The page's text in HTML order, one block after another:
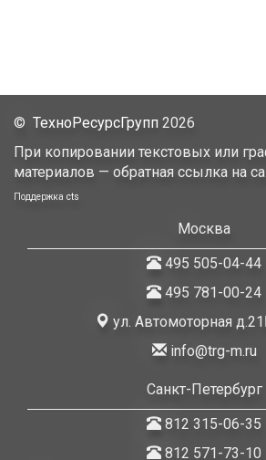
© ТехноРесурсГрупп 2026
При копировании текстовых или
материалов — обратная ссылка на
Поддержка cts
Москва
495 505-04-44
495 781-00-24
ул. Автомоторная
info@trg-m.ru
Санкт-Петербург
812 315-06-35
812 571-73-10